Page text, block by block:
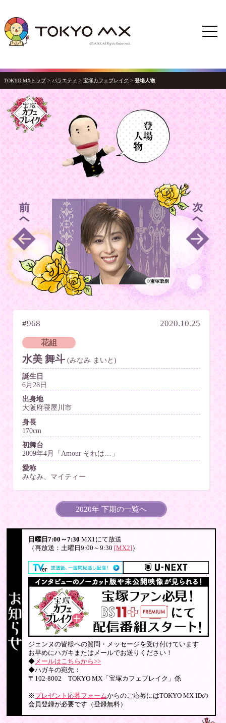
TOKYO MXトップ> バラエティ > 宝塚カフェブレイク > 登場人物
#968 2020.10.25
花組
水美 舞斗 (みなみ まいと)
誕生日
6月28日
出身地
大阪府寝屋川市
身長
170cm
初舞台
2009年4月「Amour それは…」
愛称
みなみ、マイティー
2020年 下期の一覧へ
日曜日7:00～7:30 MX1にて放送
（再放送：土曜日9:00～9:30 [MX2]）
ジェンヌの皆様への質問・メッセージを受け付けています
お早めにハガキまたはメールでお送りください！
◆ メールはこちらから>>
◆ハガキの宛先：
〒102-8002 TOKYO MX「宝塚カフェブレイク」係
※ プレゼント応募フォームからのご応募にはTOKYO MX IDの
会員登録が必要です（登録無料）